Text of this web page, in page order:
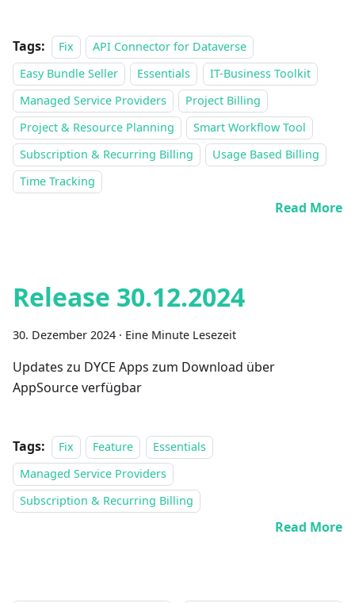
Tags: Fix
API Connector for Dataverse
Easy Bundle Seller
Essentials
IT-Business Toolkit
Managed Service Providers
Project Billing
Project & Resource Planning
Smart Workflow Tool
Subscription & Recurring Billing
Usage Based Billing
Time Tracking
Read More
Release 30.12.2024
30. Dezember 2024 · Eine Minute Lesezeit
Updates zu DYCE Apps zum Download über
AppSource verfügbar
Tags: Fix Feature
Essentials
Managed Service Providers
Subscription & Recurring Billing
Read More